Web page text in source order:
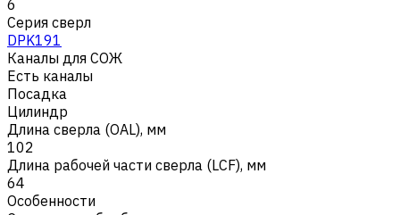
6
Серия сверл
DPK191
Каналы для СОЖ
Есть каналы
Посадка
Цилиндр
Длина сверла (OAL), мм
102
Длина рабочей части сверла (LCF), мм
64
Особенности